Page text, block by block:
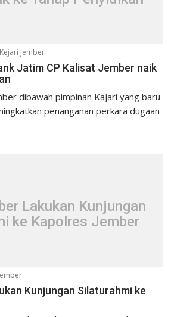
Jember
Jatim CP Kalisat Jember naik
dibawah pimpinan Kajari yang baru
penanganan perkara dugaan
Lakukan Kunjungan
ke Kapolres Jember
Kunjungan Silaturahmi ke